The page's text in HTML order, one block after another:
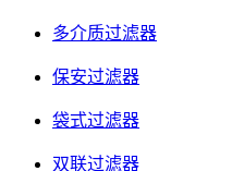
多介质过滤器
保安过滤器
袋式过滤器
双联过滤器